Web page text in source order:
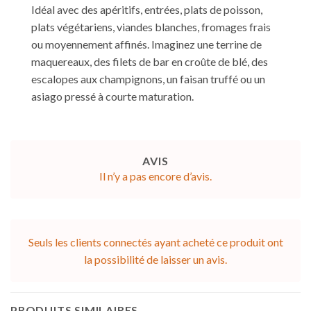
Idéal avec des apéritifs, entrées, plats de poisson,
plats végétariens, viandes blanches, fromages frais
ou moyennement affinés. Imaginez une terrine de
maquereaux, des filets de bar en croûte de blé, des
escalopes aux champignons, un faisan truffé ou un
asiago pressé à courte maturation.
AVIS
Il n’y a pas encore d’avis.
Seuls les clients connectés ayant acheté ce produit ont
la possibilité de laisser un avis.